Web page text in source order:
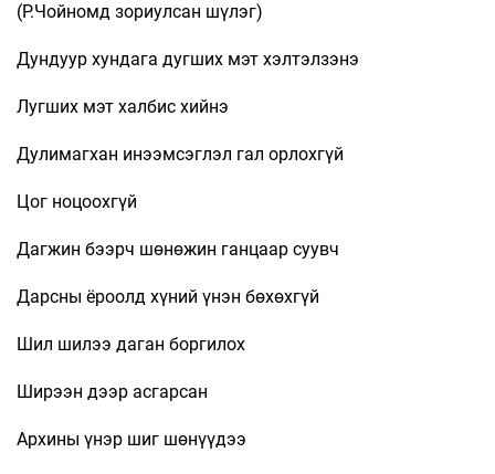
(Р.Чойномд зориулсан шүлэг)
Дундуур хундага дугших мэт хэлтэлзэнэ
Лугших мэт халбис хийнэ
Дулимагхан инээмсэглэл гал орлохгүй
Цог ноцоохгүй
Дагжин бээрч шөнөжин ганцаар суувч
Дарсны ёроолд хүний үнэн бөхөхгүй
Шил шилээ даган боргилох
Ширээн дээр асгарсан
Архины үнэр шиг шөнүүдээ